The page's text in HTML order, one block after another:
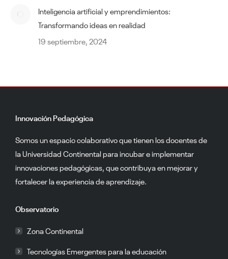
Inteligencia artificial y emprendimientos:
Transformando ideas en realidad
19 septiembre, 2024
Innovación Pedagógica
Somos un espacio colaborativo que tienen los docentes de
la Universidad Continental para incubar e implementar
innovaciones pedagógicas, que contribuya en mejorar y
fortalecer la experiencia de aprendizaje.
Observatorio
Zona Continental
Tecnologías Emergentes para la educación